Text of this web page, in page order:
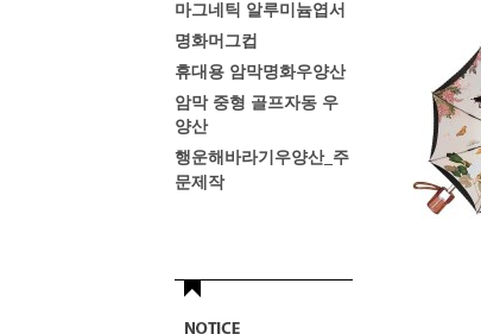
마그네틱 알루미늄엽서
명화머그컵
휴대용 암막명화우양산
암막 중형 골프자동 우
양산
행운해바라기우양산_주
문제작